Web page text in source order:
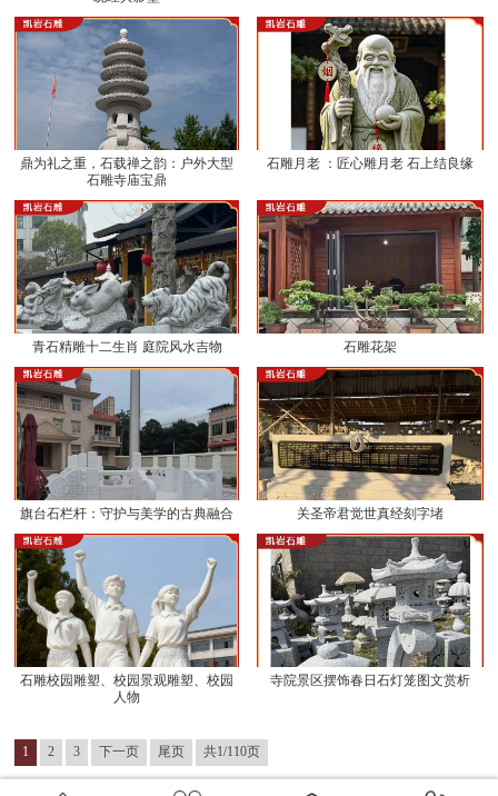
鼎为礼之重，石载禅之韵：户外大型
石雕寺庙宝鼎
石雕月老 ：匠心雕月老 石上结良缘
青石精雕十二生肖 庭院风水吉物 石雕花架
旗台石栏杆：守护与美学的古典融合 关圣帝君觉世真经刻字堵
石雕校园雕塑、校园景观雕塑、校园
人物
寺院景区摆饰春日石灯笼图文赏析
1 2 3 下一页 尾页 共1/110页